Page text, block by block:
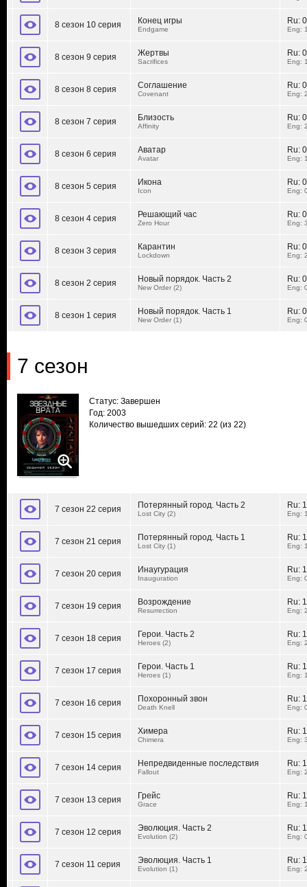
8 сезон 10 серия Конец игры
Endgame
Ru:
Eng:
8 сезон 9 серия Жертвы
Sacrifices
Ru:
Eng:
8 сезон 8 серия Соглашение
Covenant
Ru:
Eng:
8 сезон 7 серия Близость
Affinity
Ru:
Eng:
8 сезон 6 серия Аватар
Avatar
Ru:
Eng:
8 сезон 5 серия Икона
Icon
Ru:
Eng:
8 сезон 4 серия Решающий час
Zero Hour
Ru:
Eng:
8 сезон 3 серия Карантин
Lockdown
Ru:
Eng:
8 сезон 2 серия Новый порядок. Часть 2
New Order (2)
Ru:
Eng:
8 сезон 1 серия Новый порядок. Часть 1
New Order (1)
Ru:
Eng:
7 сезон
Статус: Завершен
Год: 2003
Количество вышедших серий: 22 (из 22)
7 сезон 22 серия Потерянный город. Часть 2
Lost City (2)
Ru:
Eng:
7 сезон 21 серия Потерянный город. Часть 1
Lost City (1)
Ru:
Eng:
7 сезон 20 серия Инаугурация
Inauguration
Ru:
Eng:
7 сезон 19 серия Возрождение
Resurrection
Ru:
Eng:
7 сезон 18 серия Герои. Часть 2
Heroes (2)
Ru:
Eng:
7 сезон 17 серия Герои. Часть 1
Heroes (1)
Ru:
Eng:
7 сезон 16 серия Похоронный звон
Death Knell
Ru:
Eng:
7 сезон 15 серия Химера
Chimera
Ru:
Eng:
7 сезон 14 серия Непредвиденные последствия
Fallout
Ru:
Eng:
7 сезон 13 серия Грейс
Grace
Ru:
Eng:
7 сезон 12 серия Эволюция. Часть 2
Evolution (2)
Ru:
Eng:
7 сезон 11 серия Эволюция. Часть 1
Evolution (1)
Ru:
Eng: